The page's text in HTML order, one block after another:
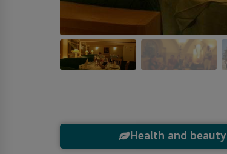
Health and beauty